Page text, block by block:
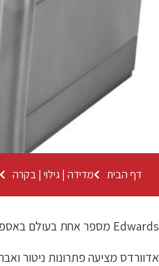
דף הבית מדידה | גילוי | בקרה
Edwards מספר אחת בעולם באספקת פתרונות מדידה, גילוי ובקרה לוואקום.
אדוורדס מציעה פתרונות ניטור